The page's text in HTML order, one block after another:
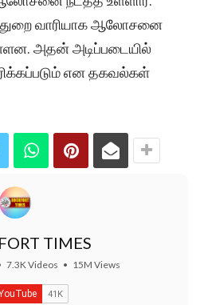
துறை வாரியாக ஆலோசனை
அதன் அடிப்படையில்
என தகவல்கள்
TIMES
7.3K Videos • 15M Views